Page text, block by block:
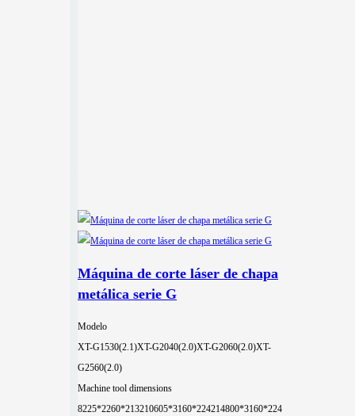
Máquina de corte láser de chapa
metálica serie G
Modelo
XT-G1530(2.1)XT-G2040(2.0)XT-G2060(2.0)XT-
G2560(2.0)
Machine tool dimensions
8225*2260*213210605*3160*224214800*3160*224